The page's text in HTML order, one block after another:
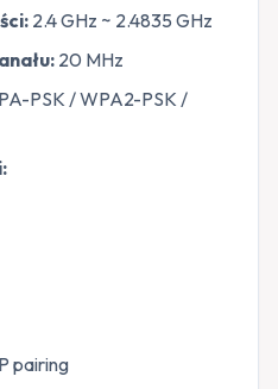
2.4 GHz ~ 2.4835 GHz
20 MHz
PSK / WPA2-PSK /
pairing